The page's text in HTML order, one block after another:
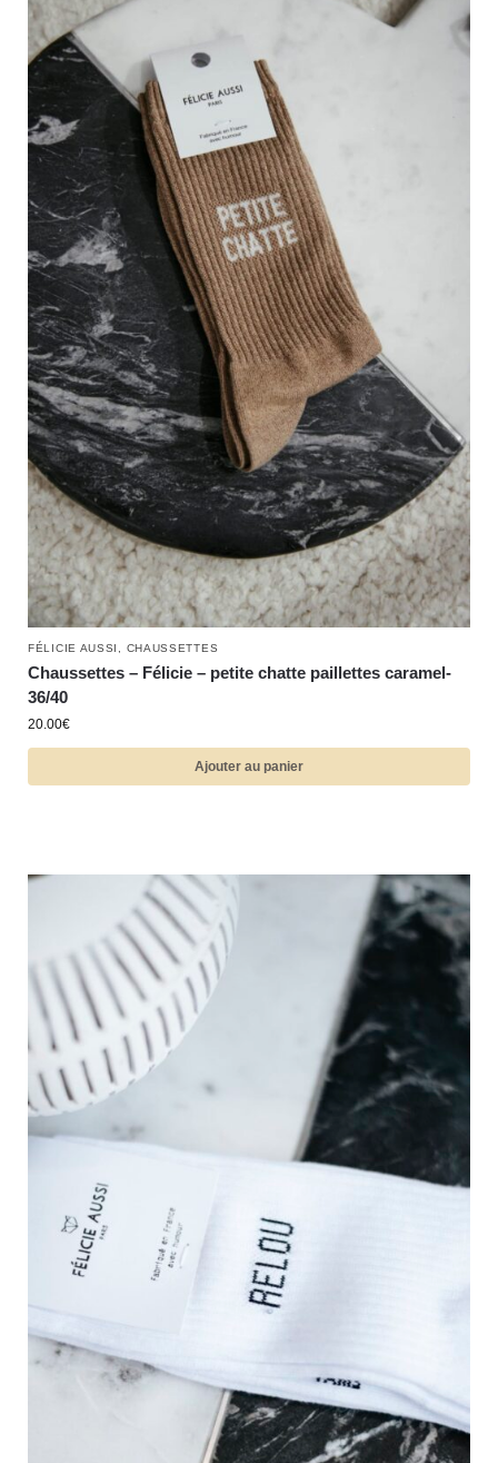
FÉLICIE AUSSI , CHAUSSETTES
Chaussettes – Félicie – petite chatte paillettes caramel-
36/40
20.00€
Ajouter au panier